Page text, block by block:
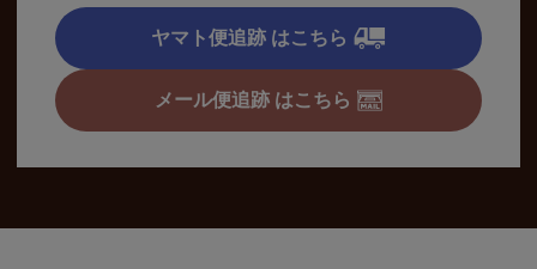
ヤマト便追跡 はこちら
メール便追跡 はこちら